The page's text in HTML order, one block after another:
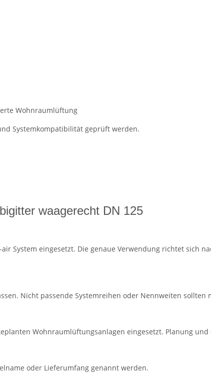
Wohnraumlüftung
Systemkompatibilität geprüft werden.
waagerecht DN 125
System eingesetzt. Die genaue Verwendung richtet sich
Nicht passende Systemreihen oder Nennweiten sollten
Wohnraumlüftungsanlagen eingesetzt. Planung
oder Lieferumfang genannt werden.